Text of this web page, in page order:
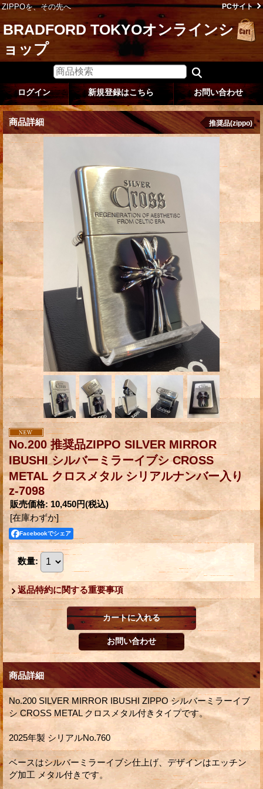
ZIPPOを、その先へ PCサイト
BRADFORD TOKYOオンラインシ
ョップ
ログイン 新規登録はこちら お問い合わせ
商品詳細 推奨品(zippo)
No.200 推奨品ZIPPO SILVER MIRROR
IBUSHI シルバーミラーイブシ CROSS
METAL クロスメタル シリアルナンバー入り
z-7098
販売価格: 10,450円(税込)
[在庫わずか]
Facebookでシェア
数量:
返品特約に関する重要事項
商品詳細
No.200 SILVER MIRROR IBUSHI ZIPPO シルバーミラーイブ
シ CROSS METAL クロスメタル付きタイプです。
2025年製 シリアルNo.760
ベースはシルバーミラーイブシ仕上げ、デザインはエッチン
グ加工 メタル付きです。